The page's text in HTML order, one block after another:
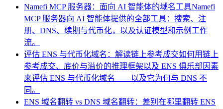
Namefi MCP 服务器：面向 AI 智能体的域名工具Namefi
MCP 服务器向 AI 智能体提供的全部工具：搜索、注
册、DNS、续期与代币化，以及认证模型和示例工作
流。
评估 ENS 与代币化域名：解读链上参考成交如何用链上
参考成交、底价与溢价的推理框架以及 ENS 俱乐部因素
来评估 ENS 与代币化域名——以及它为何与 DNS 不
同。
ENS 域名翻转 vs DNS 域名翻转：差别在哪里翻转 ENS